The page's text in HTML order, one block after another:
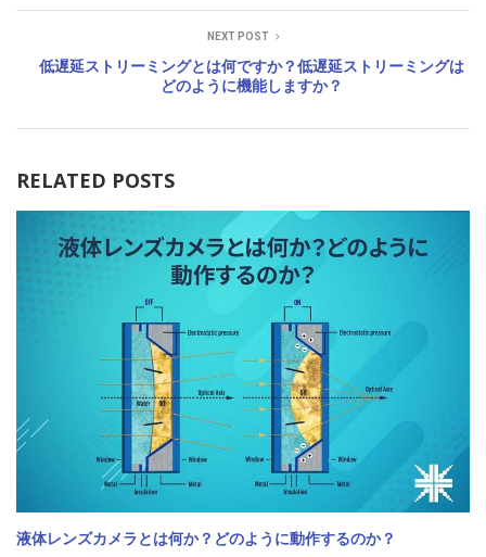
NEXT POST
低遅延ストリーミングとは何ですか？低遅延ストリーミングは
どのように機能しますか？
RELATED POSTS
液体レンズカメラとは何か？どのように動作するのか？